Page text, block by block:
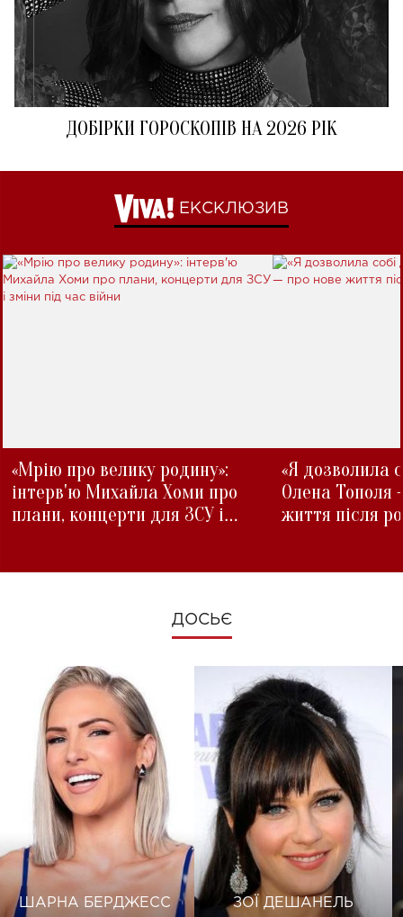
ДОБІРКИ ГОРОСКОПІВ НА 2026 РІК
ЕКСКЛЮЗИВ
«Мрію про велику родину»:
інтерв'ю Михайла Хоми про
плани, концерти для ЗСУ і
«Я дозволила
Олена Тополя
життя після
ДОСЬЄ
ШАРНА БЕРДЖЕСС ЗОЇ ДЕШАНЕЛЬ